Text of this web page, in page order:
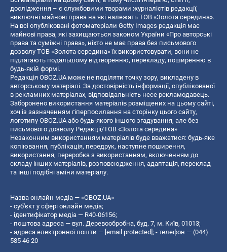
дослідження – є службовими творами журналістів редакції,
виключні майнові права на які належать ТОВ «Золота середина».
На всі опубліковані фотоматеріали Getty Images редакція має
майнові права, які захищаються законом України «Про авторські
права та суміжні права», ніхто не має права без письмового
дозволу ТОВ «Золота середина» їх використовувати, вони не
підлягають подальшому відтворенню, перекладу, поширенню в
будь-якій формі.
Редакція OBOZ.UA може не поділяти точку зору, викладену в
авторському матеріалі. За достовірність інформації, опублікованої
в рекламних матеріалах, відповідальність несе рекламодавець.
Заборонено використання матеріалів розміщених на цьому сайті,
хоч із зазначенням гіперпосилання на сторінку цього сайту,
логотипу OBOZ.UA або будь-якого іншого згадування, але без
письмового дозволу Редакції/ТОВ «Золота середина»
Незаконним використанням матеріалів буде вважатися: будь-яке
копiювання, публiкацiя, передрук, наступне поширення,
використання, переробка з використанням, включенням до
складу інших матеріалів, розповсюдження, адаптація, переклад
та інші подібні зміни матеріалу.
Назва онлайн медіа — «OBOZ.UA»
- суб'єкт у сфері онлайн медіа;
- ідентифікатор медіа — R40-06156;
- поштова адреса — вул. Деревообробна, буд. 7, м. Київ, 01013;
- адреса електронної пошти — [email protected] ; - телефон — (044)
585 46 20